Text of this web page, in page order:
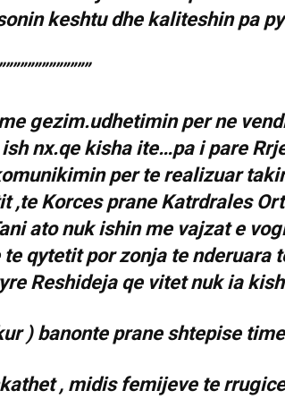
keshtu dhe kaliteshin pa
gezim.udhetimin per ne
nx.qe kisha ite…pa i pare
per te realizuar
,te Korces prane Katrdrales
ato nuk ishin me vajzat e
qytetit por zonja te nderuara
Reshideja qe vitet nuk ia
) banonte prane shtepise
, midis femijeve te